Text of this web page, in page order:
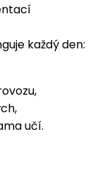
každý den:
učí.